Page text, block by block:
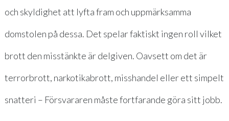
och skyldighet att lyfta fram och uppmärksamma
domstolen på dessa. Det spelar faktiskt ingen roll vilket
brott den misstänkte är delgiven. Oavsett om det är
terrorbrott, narkotikabrott, misshandel eller ett simpelt
snatteri – Försvararen måste fortfarande göra sitt jobb.